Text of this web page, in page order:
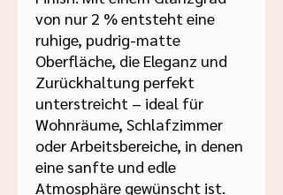
von nur 2 % entsteht eine
ruhige, pudrig-matte
Oberfläche, die Eleganz und
Zurückhaltung perfekt
unterstreicht – ideal für
Wohnräume, Schlafzimmer
oder Arbeitsbereiche, in denen
eine sanfte und edle
Atmosphäre gewünscht ist.